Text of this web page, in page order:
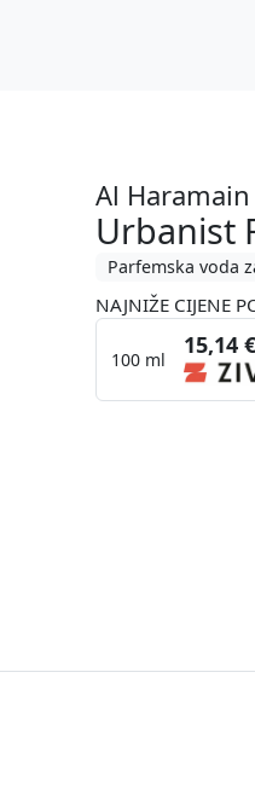
Al Haramain
Urbanist
Parfemska voda
NAJNIŽE CIJENE
100 ml
15,14